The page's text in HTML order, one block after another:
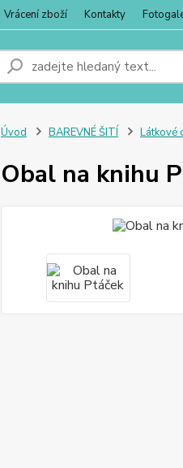
Vrácení zboží Kontakty
Úvod BAREVNÉ ŠITÍ Látkové
Obal na knihu